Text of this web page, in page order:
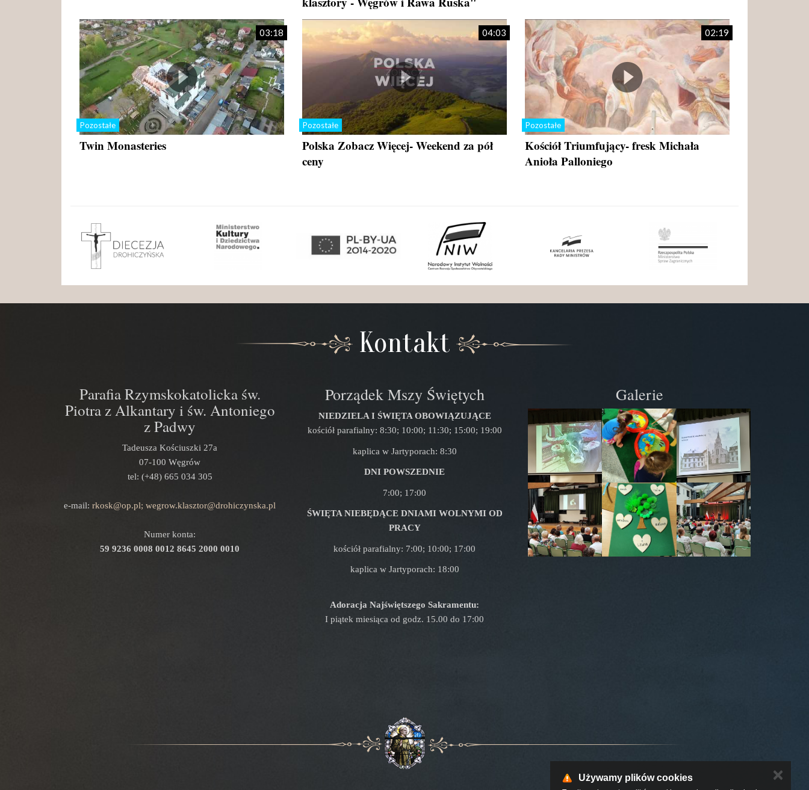
Pozostałe
03:18
Twin Monasteries
Pozostałe
04:03
Polska Zobacz Więcej- Weekend za pół
ceny
Pozostałe
02:19
Kościół Triumfujący- fresk Michała
Anioła Palloniego
Kontakt
Parafia Rzymskokatolicka św.
Piotra z Alkantary i św. Antoniego
z Padwy
Tadeusza Kościuszki 27a
07-100 Węgrów
tel: (+48) 665 034 305
e-mail: rkosk@op.pl; wegrow.klasztor@drohiczynska.pl
Numer konta:
59 9236 0008 0012 8645 2000 0010
Porządek Mszy Świętych
NIEDZIELA I ŚWIĘTA OBOWIĄZUJĄCE
kościół parafialny: 8:30; 10:00; 11:30; 15:00; 19:00
kaplica w Jartyporach: 8:30
DNI POWSZEDNIE
7:00; 17:00
ŚWIĘTA NIEBĘDĄCE DNIAMI WOLNYMI OD
PRACY
kościół parafialny: 7:00; 10:00; 17:00
kaplica w Jartyporach: 18:00
Adoracja Najświętszego Sakramentu:
I piątek miesiąca od godz. 15.00 do 17:00
Galerie
Używamy plików cookies ✕